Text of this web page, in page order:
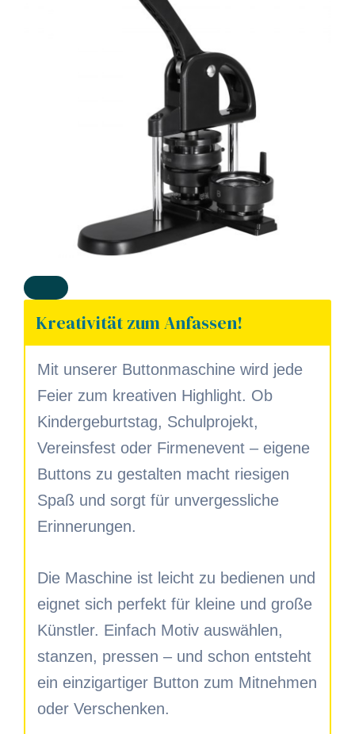
Kreativität zum Anfassen!
Mit unserer Buttonmaschine wird jede
Feier zum kreativen Highlight. Ob
Kindergeburtstag, Schulprojekt,
Vereinsfest oder Firmenevent – eigene
Buttons zu gestalten macht riesigen
Spaß und sorgt für unvergessliche
Erinnerungen.
Die Maschine ist leicht zu bedienen und
eignet sich perfekt für kleine und große
Künstler. Einfach Motiv auswählen,
stanzen, pressen – und schon entsteht
ein einzigartiger Button zum Mitnehmen
oder Verschenken.